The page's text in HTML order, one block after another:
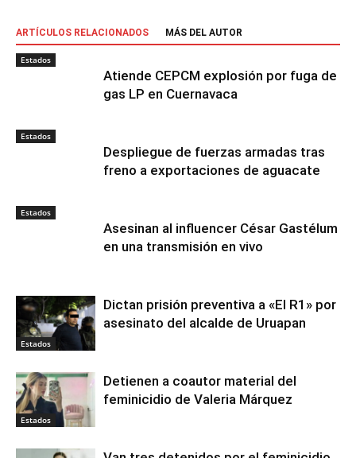
ARTÍCULOS RELACIONADOS MÁS DEL AUTOR
Estados
Atiende CEPCM explosión por fuga de
gas LP en Cuernavaca
Estados
Despliegue de fuerzas armadas tras
freno a exportaciones de aguacate
Estados
Asesinan al influencer César Gastélum
en una transmisión en vivo
Estados
Dictan prisión preventiva a «El R1» por
asesinato del alcalde de Uruapan
Estados
Detienen a coautor material del
feminicidio de Valeria Márquez